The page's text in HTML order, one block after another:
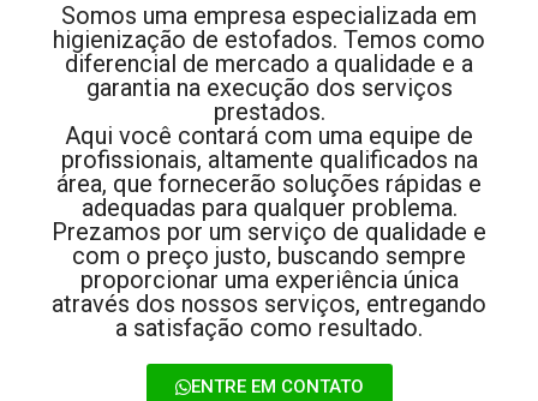
Somos uma empresa especializada em
higienização de estofados. Temos como
diferencial de mercado a qualidade e a
garantia na execução dos serviços
prestados.
Aqui você contará com uma equipe de
profissionais, altamente qualificados na
área, que fornecerão soluções rápidas e
adequadas para qualquer problema.
Prezamos por um serviço de qualidade e
com o preço justo, buscando sempre
proporcionar uma experiência única
através dos nossos serviços, entregando
a satisfação como resultado.
ENTRE EM CONTATO